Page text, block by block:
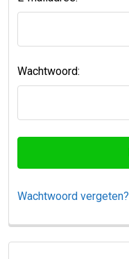
Wachtwoord:
Wachtwoord vergeten?